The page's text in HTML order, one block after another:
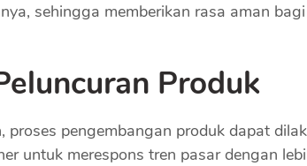
sehingga memberikan rasa aman
Produk
pengembangan produk dapat
untuk merespons tren pasar dengan